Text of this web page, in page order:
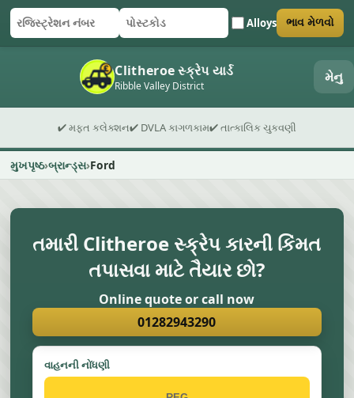
રજિસ્ટ્રેશન નંબર
પોસ્ટકોડ Alloys
ફોર્મ સબમિટ કરો ભાવ મેળવો
Clitheroe સ્ક્રેપ યાર્ડ
Ribble Valley District મેનુ
✔ મફત કલેક્શન✔ DVLA કાગળકામ✔ તાત્કાલિક ચુકવણી
મુખપૃષ્ઠ બ્રાન્ડ્સ Ford
તમારી Clitheroe સ્ક્રેપ કારની કિંમત
તપાસવા માટે તૈયાર છો?
Online quote or call now
01282943290
વાહનની નોંધણી